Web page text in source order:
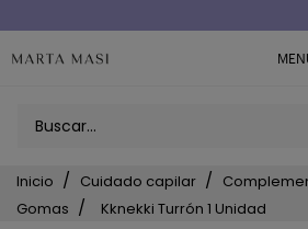
Inicio Cuidado capilar
Gomas
Kknekki Turrón 1 Unidad